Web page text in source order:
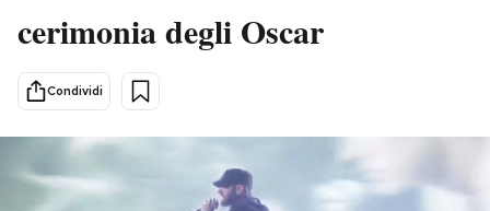
Politica
Tecnologia
Internet
Scienza
Economia
Consumismi
Media
Altrecose
cerimonia degli Oscar
Condividi